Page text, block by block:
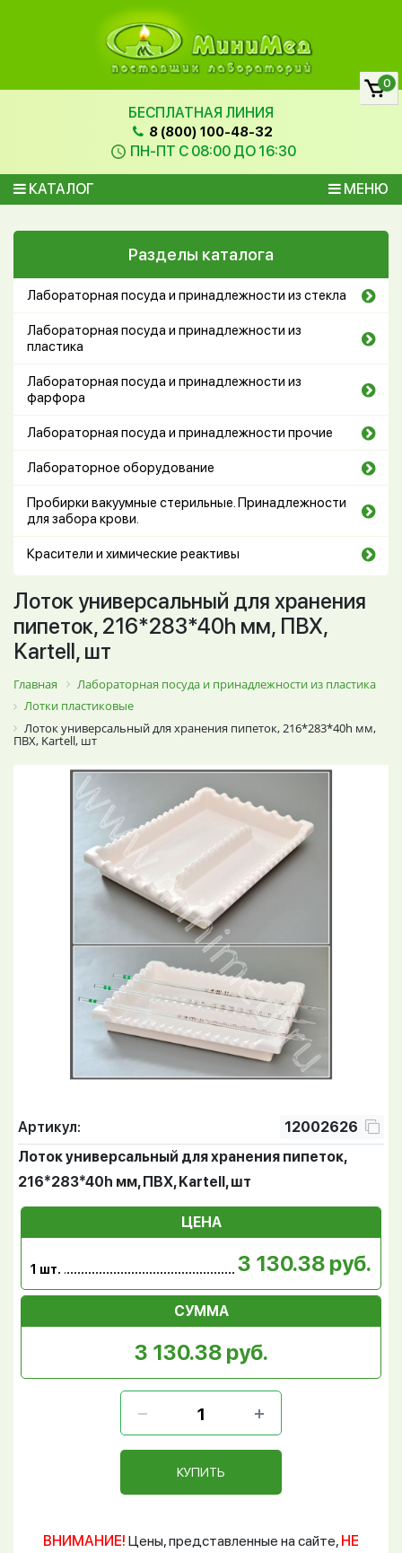
БЕСПЛАТНАЯ ЛИНИЯ
8 (800) 100-48-32
ПН-ПТ С 08:00 ДО 16:30
КАТАЛОГ МЕНЮ
0
Разделы каталога
Лабораторная посуда и принадлежности из стекла
Лабораторная посуда и принадлежности из
пластика
Лабораторная посуда и принадлежности из
фарфора
Лабораторная посуда и принадлежности прочие
Лабораторное оборудование
Пробирки вакуумные стерильные. Принадлежности
для забора крови.
Красители и химические реактивы
Лоток универсальный для хранения
пипеток, 216*283*40h мм, ПВХ,
Kartell, шт
Главная
Лабораторная посуда и принадлежности из пластика
Лотки пластиковые
Лоток универсальный для хранения пипеток, 216*283*40h мм,
ПВХ, Kartell, шт
Артикул:
12002626
Лоток универсальный для хранения пипеток,
216*283*40h мм, ПВХ, Kartell, шт
ЦЕНА
1 шт. 3 130.38 руб.
СУММА
3 130.38 руб.
КУПИТЬ
ВНИМАНИЕ! Цены, представленные на сайте, НЕ